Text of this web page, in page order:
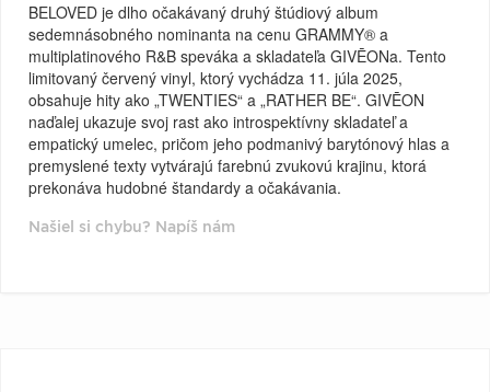
BELOVED je dlho očakávaný druhý štúdiový album
sedemnásobného nominanta na cenu GRAMMY® a
multiplatinového R&B speváka a skladateľa GIVĒONa. Tento
limitovaný červený vinyl, ktorý vychádza 11. júla 2025,
obsahuje hity ako „TWENTIES“ a „RATHER BE“. GIVĒON
naďalej ukazuje svoj rast ako introspektívny skladateľ a
empatický umelec, pričom jeho podmanivý barytónový hlas a
premyslené texty vytvárajú farebnú zvukovú krajinu, ktorá
prekonáva hudobné štandardy a očakávania.
Našiel si chybu? Napíš nám